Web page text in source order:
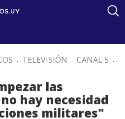
. TELEVISIÓN . CANAL 5 .
las
hay necesidad
militares"